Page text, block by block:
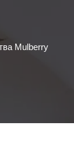
Mulberry